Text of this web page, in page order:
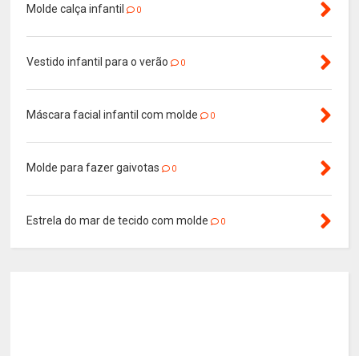
Molde calça infantil 0
Vestido infantil para o verão 0
Máscara facial infantil com molde 0
Molde para fazer gaivotas 0
Estrela do mar de tecido com molde 0